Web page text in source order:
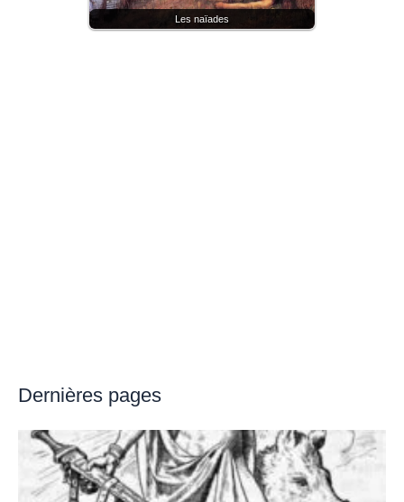
Les naïades
Dernières pages